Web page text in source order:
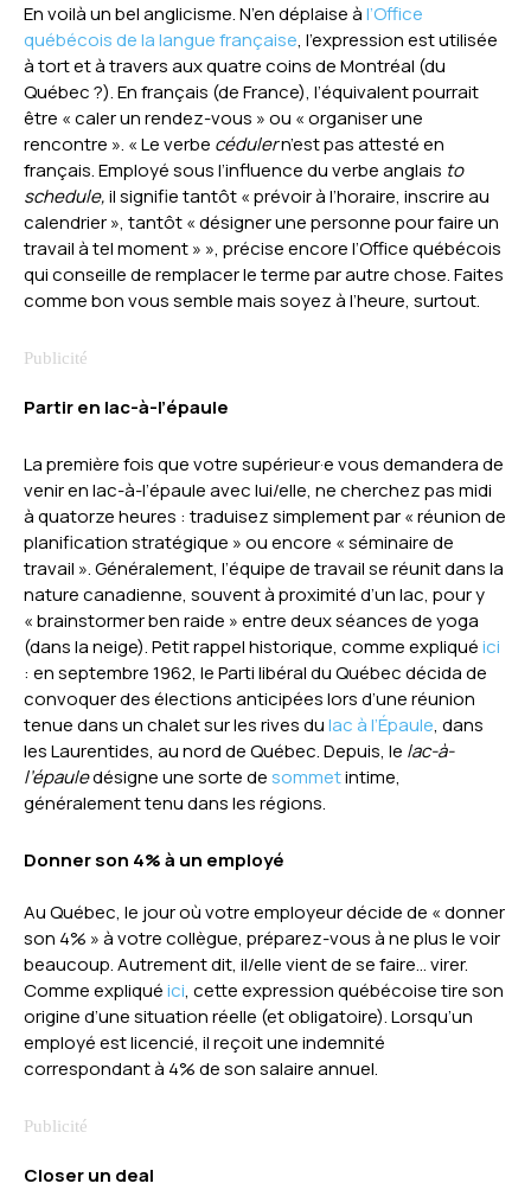
En voilà un bel anglicisme. N’en déplaise àl’Office
québécois de la langue française, l’expression est utilisée
à tort et à travers aux quatre coins de Montréal (du
Québec ?). En français (de France), l’équivalent pourrait
être « caler un rendez-vous » ou « organiser une
rencontre ». « Le verbe cédulern’est pas attesté en
français. Employé sous l’influence du verbe anglais to
schedule,il signifie tantôt « prévoir à l’horaire, inscrire au
calendrier », tantôt « désigner une personne pour faire un
travail à tel moment » », précise encore l’Office québécois
qui conseille de remplacer le terme par autre chose. Faites
comme bon vous semble mais soyez à l’heure, surtout.
Partir en lac-à-l’épaule
La première fois que votre supérieur·e vous demandera de
venir en lac-à-l’épaule avec lui/elle, ne cherchez pas midi
à quatorze heures : traduisez simplement par « réunion de
planification stratégique » ou encore « séminaire de
travail ». Généralement, l’équipe de travail se réunit dans la
nature canadienne, souvent à proximité d’un lac, pour y
« brainstormer ben raide » entre deux séances de yoga
(dans la neige). Petit rappel historique, comme expliquéici
: en septembre 1962, le Parti libéral du Québec décida de
convoquer des élections anticipées lors d’une réunion
tenue dans un chalet sur les rives dulac à l’Épaule, dans
les Laurentides, au nord de Québec. Depuis, le lac-à-
l’épauledésigne une sorte desommetintime,
généralement tenu dans les régions.
Donner son 4% à un employé
Au Québec, le jour où votre employeur décide de « donner
son 4% » à votre collègue, préparez-vous à ne plus le voir
beaucoup. Autrement dit, il/elle vient de se faire… virer.
Comme expliquéici, cette expression québécoise tire son
origine d’une situation réelle (et obligatoire). Lorsqu’un
employé est licencié, il reçoit une indemnité
correspondant à 4% de son salaire annuel.
Closer un deal